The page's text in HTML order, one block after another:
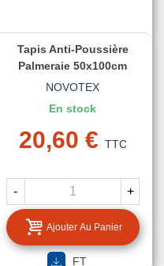
Tapis Anti-Poussière
Palmeraie 50x100cm
NOVOTEX
En stock
20,60 € TTC
- +
Ajouter Au Panier
FT